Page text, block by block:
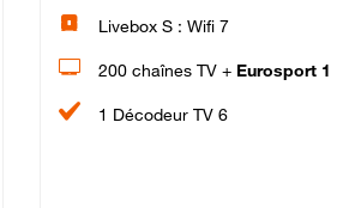
Livebox S : Wifi 7
200 chaînes TV + Eurosport 1
1 Décodeur TV 6